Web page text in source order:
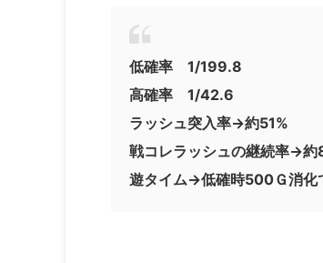
低確率 1/199.8
高確率 1/42.6
ラッシュ突入率→約51%
戦コレラッシュの継続率→約
遊タイム→低確時500Ｇ消化